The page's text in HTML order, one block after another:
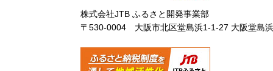
株式会社JTB ふるさと開発事業部
〒530-0004 大阪市北区堂島浜1-1-27 大阪堂島